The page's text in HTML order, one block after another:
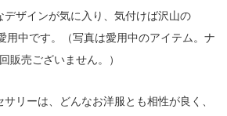
ザインが気に入り、気付けば沢山の
用中です。（写真は愛用中のアイテム。ナ
販売ございません。）
リーは、どんなお洋服とも相性が良く、